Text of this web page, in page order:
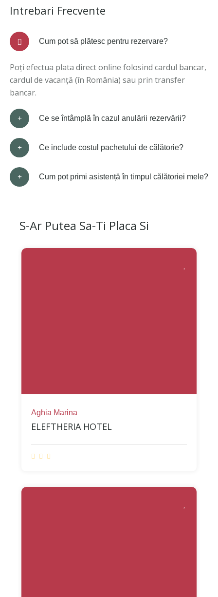
Intrebari Frecvente
Cum pot să plătesc pentru rezervare?
Poți efectua plata direct online folosind cardul bancar,
cardul de vacanță (în România) sau prin transfer
bancar.
Ce se întâmplă în cazul anulării rezervării?
Ce include costul pachetului de călătorie?
Cum pot primi asistență în timpul călătoriei mele?
S-Ar Putea Sa-Ti Placa Si
Aghia Marina
ELEFTHERIA HOTEL